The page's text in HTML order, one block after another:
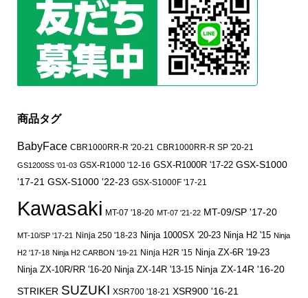
商品タグ
BabyFace CBR1000RR-R '20-21 CBR1000RR-R SP '20-21
GS1200SS '01-03 GSX-R1000 '12-16 GSX-R1000R '17-22 GSX-S1000
'17-21 GSX-S1000 '22-23 GSX-S1000F '17-21
Kawasaki MT-07 '18-20 MT-07 '21-22 MT-09/SP '17-20
MT-10/SP '17-21 Ninja 250 '18-23 Ninja 1000SX '20-23 Ninja H2 '15 Ninja
H2 '17-18 Ninja H2 CARBON '19-21 Ninja H2R '15 Ninja ZX-6R '19-23
Ninja ZX-10R/RR '16-20 Ninja ZX-14R '13-15 Ninja ZX-14R '16-20
STRIKER SUZUKI XSR700 '18-21 XSR900 '16-21